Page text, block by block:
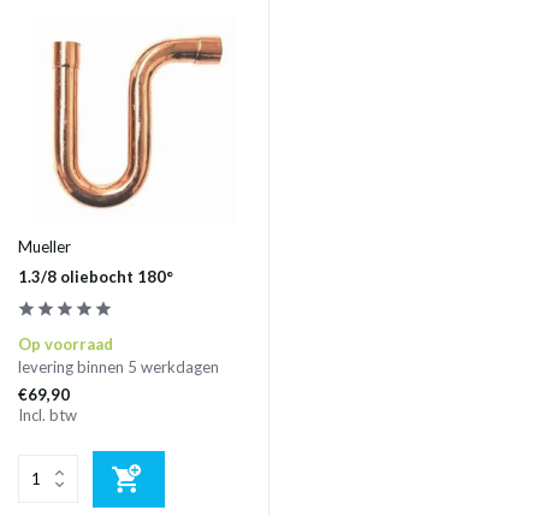
Mueller
1.3/8 oliebocht 180°
Op voorraad
levering binnen 5 werkdagen
€69,90
Incl. btw